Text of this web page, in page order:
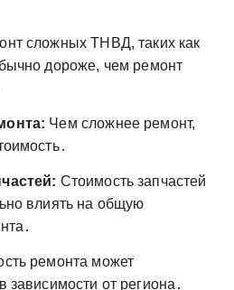
сложных ТНВД, таких как
дороже, чем ремонт
Чем сложнее ремонт,
Стоимость запчастей
влиять на общую
ремонта может
зависимости от региона․